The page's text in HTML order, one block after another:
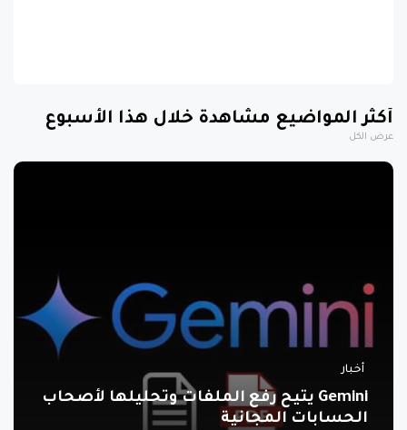
أكثر المواضيع مشاهدة خلال هذا الأسبوع
عرض الكل
أخبار
Gemini يتيح رفع الملفات وتحليلها لأصحاب
الحسابات المجانية